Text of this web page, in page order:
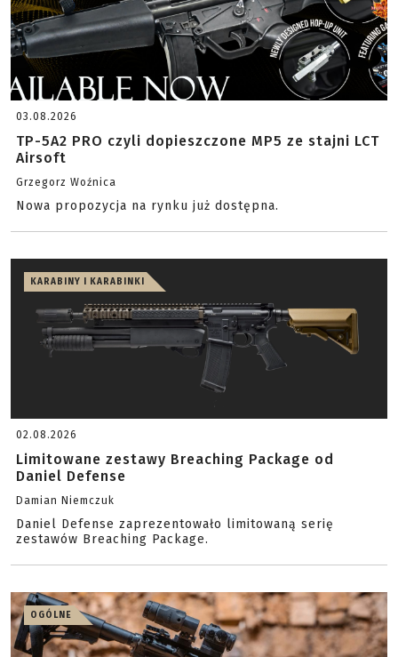
03.08.2026
TP-5A2 PRO czyli dopieszczone MP5 ze stajni LCT
Airsoft
Grzegorz Woźnica
Nowa propozycja na rynku już dostępna.
KARABINY I KARABINKI
02.08.2026
Limitowane zestawy Breaching Package od
Daniel Defense
Damian Niemczuk
Daniel Defense zaprezentowało limitowaną serię
zestawów Breaching Package.
OGÓLNE